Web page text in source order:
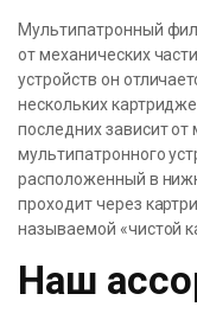
Мультипатронный
от механических
устройств он
нескольких
последних зависит
мультипатронного
расположенный в
проходит через
называемой «чистой
Наш